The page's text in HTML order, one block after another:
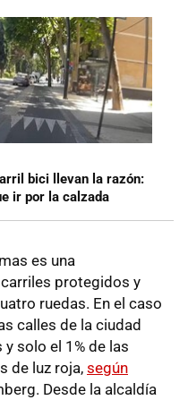
bici llevan la razón:
ir por la calzada
es una
protegidos y
ruedas. En el caso
calles de la ciudad
solo el 1% de las
de luz roja, según
Desde la alcaldía